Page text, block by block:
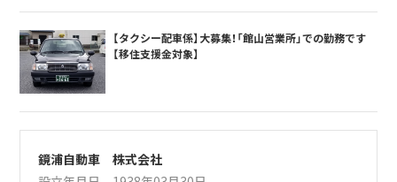
【タクシー配車係】大募集！「館山営業所」での勤務です
【移住支援金対象】
鏡浦自動車 株式会社